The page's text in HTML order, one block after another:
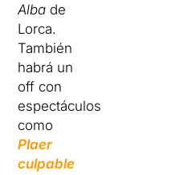
Alba de
Lorca.
También
habrá un
off con
espectáculos
como
Plaer
culpable